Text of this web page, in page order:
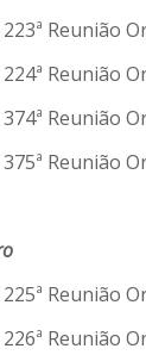
223ª Reunião
224ª Reunião
Reunião
Reunião
225ª Reunião
226ª Reunião